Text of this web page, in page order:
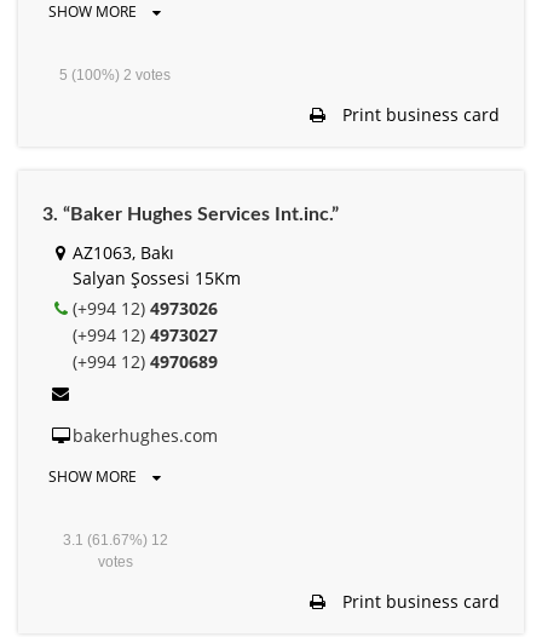
SHOW MORE
5 (100%) 2 votes
Print business card
3. “Baker Hughes Services Int.inc.”
AZ1063, Bakı
Salyan Şossesi 15Km
(+994 12) 4973026
(+994 12) 4973027
(+994 12) 4970689
bakerhughes.com
SHOW MORE
3.1 (61.67%) 12
votes
Print business card